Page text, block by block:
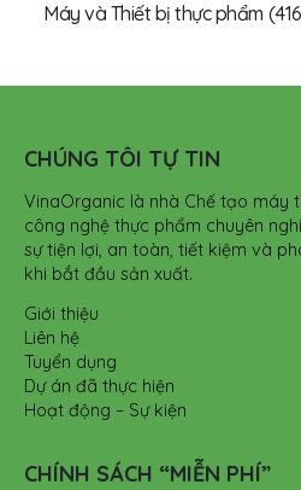
Máy và Thiết bị thực phẩm
CHÚNG TÔI TỰ TIN
VinaOrganic là nhà Chế tạo máy
công nghệ thực phẩm chuyên
sự tiện lợi, an toàn, tiết kiệm và
khi bắt đầu sản xuất.
Giới thiệu
Liên hệ
Tuyển dụng
Dự án đã thực hiện
Hoạt động – Sự kiện
CHÍNH SÁCH “MIỄN PHÍ”